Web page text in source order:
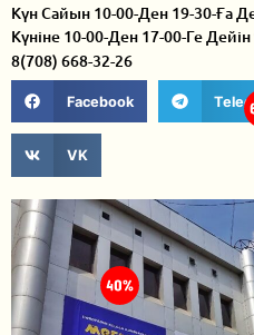
Күн Сайын 10-00-Ден 19-30-Ға
Күніне 10-00-Ден 17-00-Ге
8(708) 668-32-26
Facebook
VK